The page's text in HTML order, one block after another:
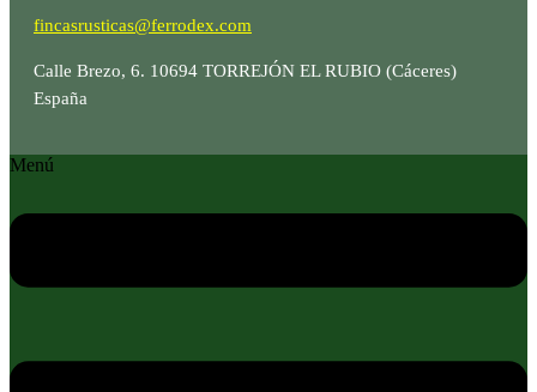
fincasrusticas@ferrodex.com
Calle Brezo, 6. 10694 TORREJÓN EL RUBIO (Cáceres)
España
Menú